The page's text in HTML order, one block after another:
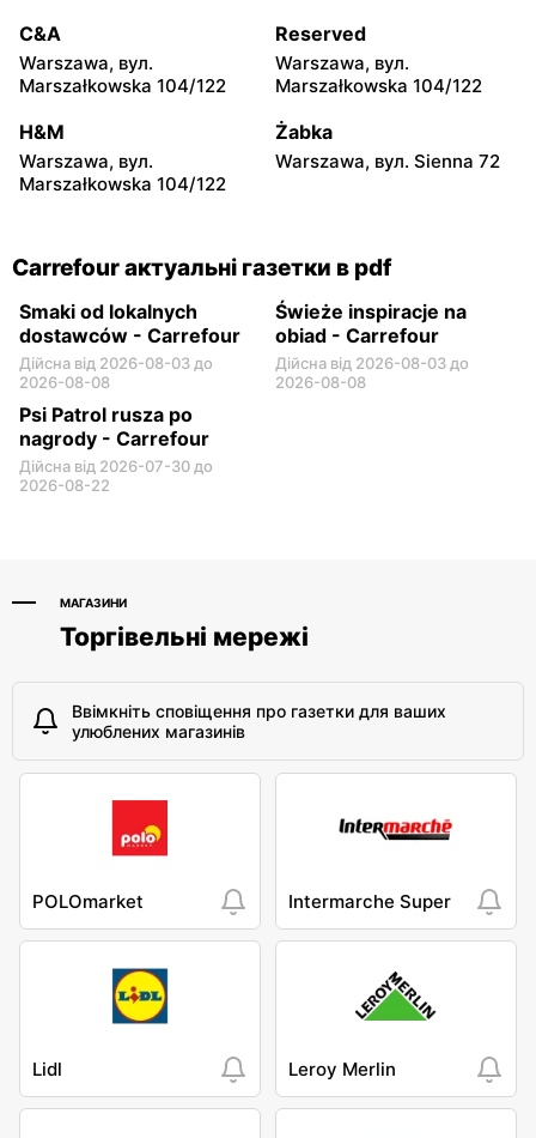
28
Krasickiego 1 b
Carrefour
20
Carrefour
63a
Carrefour Carrefour
C&A
Warszawa, вул.
Marszałkowska 104/122
Reserved
Warszawa, вул.
Marszałkowska 104/122
H&M
Warszawa, вул.
Marszałkowska 104/122
Żabka
Warszawa, вул. Sienna 72
Carrefour актуальні газетки в pdf
Smaki od lokalnych
dostawców - Carrefour
Дійсна від 2026-08-03 до
2026-08-08
Świeże inspiracje na
obiad - Carrefour
Дійсна від 2026-08-03 до
2026-08-08
Psi Patrol rusza po
nagrody - Carrefour
Дійсна від 2026-07-30 до
2026-08-22
МАГАЗИНИ
Торгівельні мережі
Ввімкніть сповіщення про газетки для ваших
улюблених магазинів
POLOmarket Intermarche Super
Lidl Leroy Merlin